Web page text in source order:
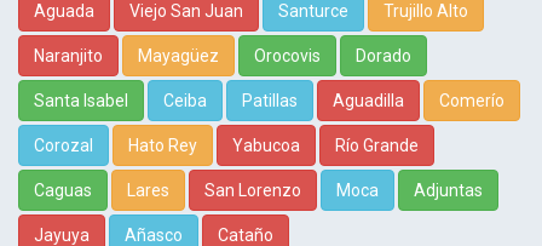
Aguada Viejo San Juan Santurce Trujillo Alto
Naranjito Mayagüez Orocovis Dorado
Santa Isabel Ceiba Patillas Aguadilla Comerío
Corozal Hato Rey Yabucoa Río Grande
Caguas Lares San Lorenzo Moca Adjuntas
Jayuya Añasco Cataño